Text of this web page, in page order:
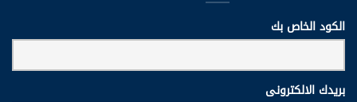
الكود الخاص بك
بريدك الالكترونى